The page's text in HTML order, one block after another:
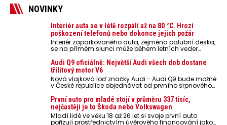
NOVINKY
Interiér auta se v létě rozpálí až na 80 °C. Hrozí
poškození telefonů nebo dokonce jejich požár
Interiér zaparkovaného auta, zejména palubní deska,
se na přímém slunci může během letních veder
nebezpečí pro odložené mobilní telefony, powerbanky
nebo notebooky. Můžou urychlit stárnutí baterií,
poškodit elektroniku a ve výjimečných případech i
zvýšit riziko požáru.
Audi Q9 oficiálně: Největší Audi všech dob dostane
třílitový motor V6
Nová vlajková loď značky Audi - Audi Q9 bude možné
v České republice objednávat od prvního srpnového
První auto pro mladé stojí v průměru 337 tisíc,
nejčastěji je to Škoda nebo Volkswagen
Mladí lidé ve věku 18 až 26 let si svoje první auto
pořizují prostřednictvím úvěrového financování jako